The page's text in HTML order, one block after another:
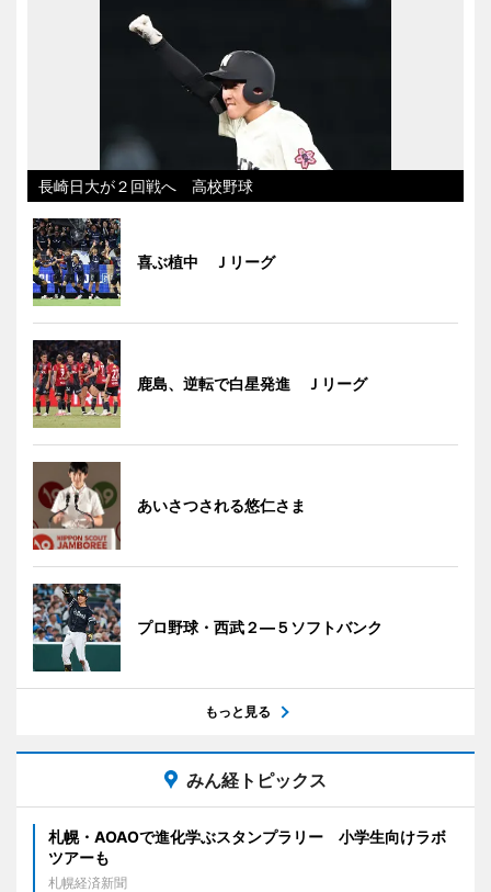
長崎日大が２回戦へ 高校野球
喜ぶ植中 Ｊリーグ
鹿島、逆転で白星発進 Ｊリーグ
あいさつされる悠仁さま
プロ野球・西武２―５ソフトバンク
もっと見る
みん経トピックス
札幌・AOAOで進化学ぶスタンプラリー 小学生向けラボ
ツアーも
札幌経済新聞